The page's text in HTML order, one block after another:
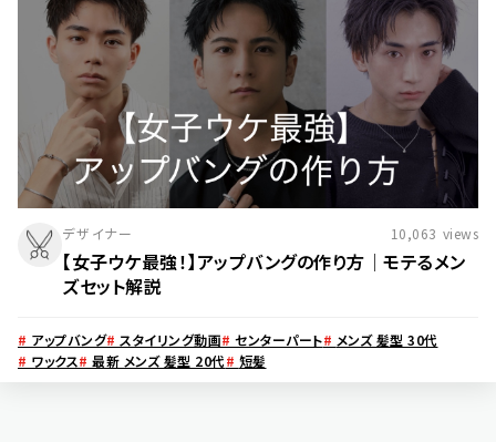
デザイナー 10,063 views
【女子ウケ最強！】アップバングの作り方│モテるメン
ズセット解説
# アップバング# スタイリング動画# センターパート# メンズ 髪型 30代
# ワックス# 最新 メンズ 髪型 20代# 短髪